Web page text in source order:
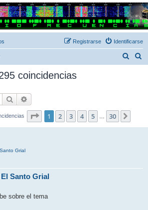
Identificarse
Registrarse
coincidencias
Buscar
Página de 30
1 2 3 4 5 30
Grial
Santo Grial
sobre el tema